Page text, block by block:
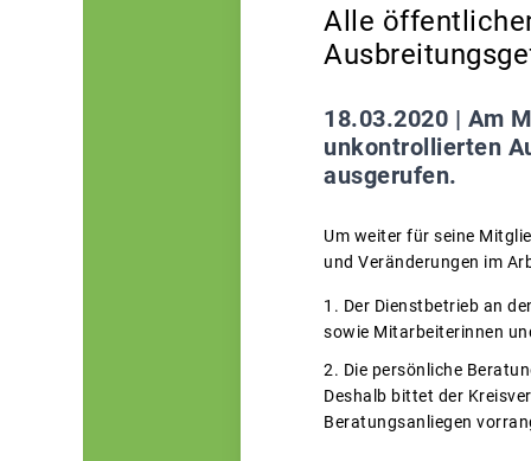
Alle
18.03.2020 | Am
unkontrollierten
ausgerufen.
Um weiter für seine
und Veränderungen im
Der Dienstbetrieb an
sowie Mitarbeiterinnen
Die persönliche
Deshalb bittet der
Beratungsanliegen